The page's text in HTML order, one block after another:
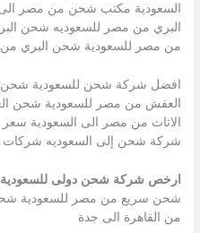
السعودية مكتب شحن من مصر
البري من مصر للسعوديه شحن
من مصر للسعودية شحن البري
افضل شركة شحن للسعودية شحن
العفش من مصر للسعودية شحن
الاثاث من مصر الى السعودية
شركة شحن إلى السعوديه شركات
ارخص شركة شحن دولى للسعودية
شحن سريع من مصر للسعودية
من القاهرة الى جدة